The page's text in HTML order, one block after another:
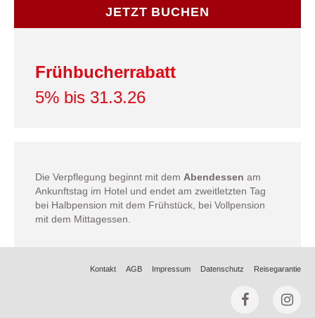
JETZT BUCHEN
Frühbucherrabatt
5% bis 31.3.26
Die Verpflegung beginnt mit dem Abendessen am
Ankunftstag im Hotel und endet am zweitletzten Tag
bei Halbpension mit dem Frühstück, bei Vollpension
mit dem Mittagessen.
Kontakt AGB Impressum Datenschutz Reisegarantie